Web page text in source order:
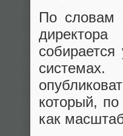
По словам
который,
как